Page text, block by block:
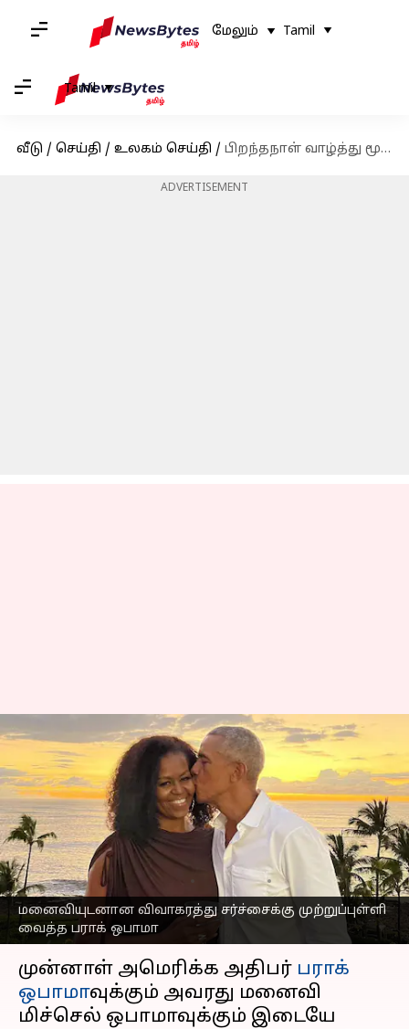
மேலும் Tamil
Tamil
வீடு / செய்தி / உலகம் செய்தி / பிறந்தநாள் வாழ்த்து மூலம் மனைவியுடனான விவாகரத்து சர்ச்சைக்கு முற்றுப்புள்ளி வைத்த பராக் ஒபாமா
ADVERTISEMENT
மனைவியுடனான விவாகரத்து சர்ச்சைக்கு முற்றுப்புள்ளி
வைத்த பராக் ஒபாமா
பிறந்தநாள் வாழ்த்து
மூலம் மனைவியுடனான
விவாகரத்து சர்ச்சைக்கு
முற்றுப்புள்ளி வைத்த
பராக் ஒபாமா
எழுதியவர் Sekar Chinnappan Jan 18, 2025 01:12 pm
செய்தி முன்னோட்டம்
முன்னாள் அமெரிக்க அதிபர் பராக்
ஒபாமாவுக்கும் அவரது மனைவி
மிச்செல் ஒபாமாவுக்கும் இடையே